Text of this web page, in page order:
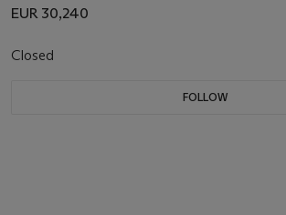
EUR 30,240
Closed
FOLLOW